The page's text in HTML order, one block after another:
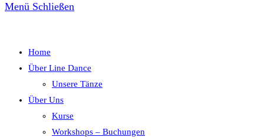
Menü Schließen
Home
Über Line Dance
Unsere Tänze
Über Uns
Kurse
Workshops – Buchungen